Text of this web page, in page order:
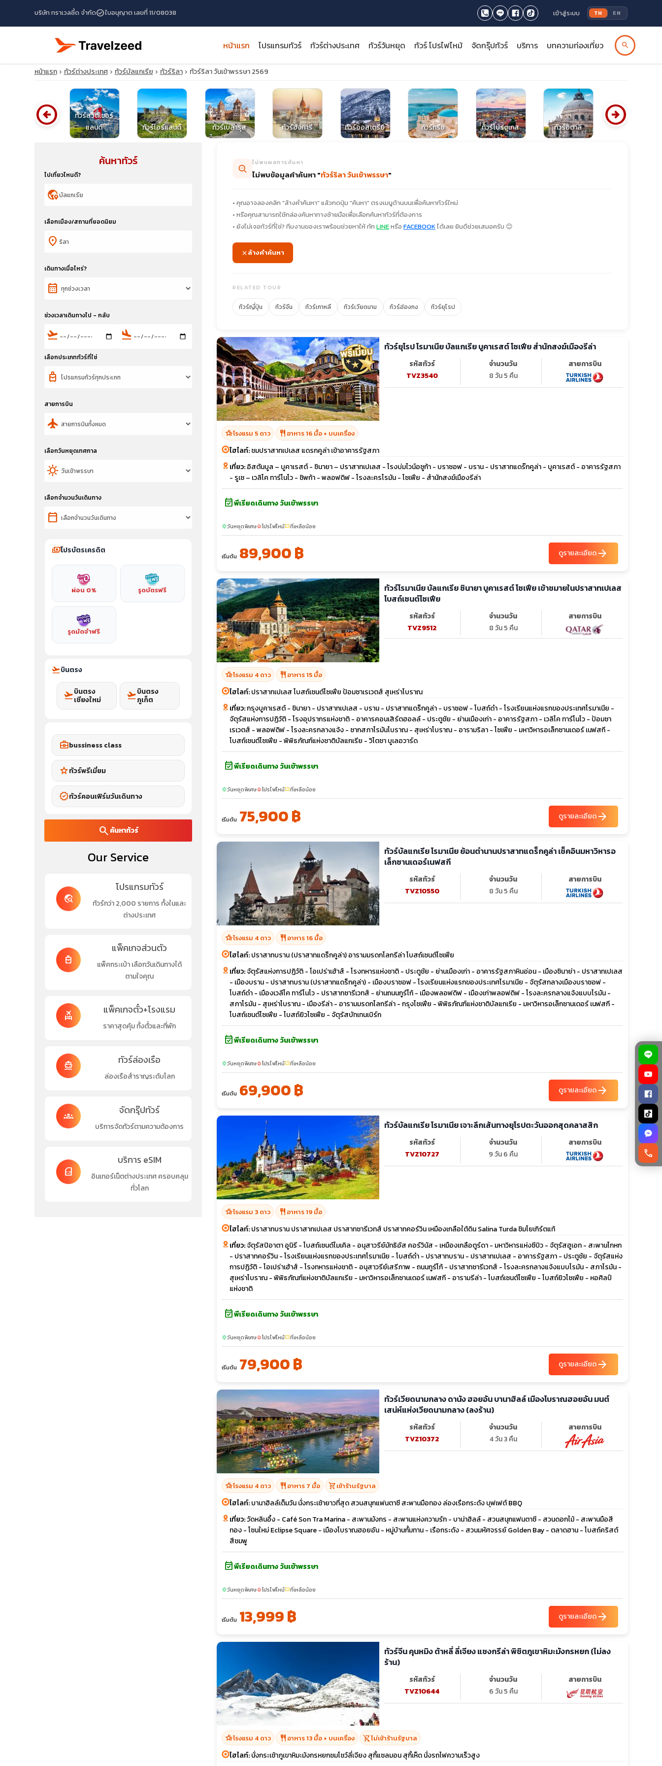
บริษัท ทราเวลซี้ด จำกัดcheck_circleใบอนุญาต เลขที่ 11/08038 เข้าสู่ระบบ TH EN
หน้าแรก โปรแกรมทัวร์ ทัวร์ต่างประเทศ ทัวร์วันหยุด ทัวร์ โปรไฟไหม้ จัดกรุ๊ปทัวร์ บริการ บทความท่องเที่ยว search
close
หน้าแรก ทัวร์ต่างประเทศ ทัวร์บัลแกเรีย ทัวร์ริลา ทัวร์ริลา วันเข้าพรรษา 2569
ทัวร์สวิตเซอร์
แลนด์
ทัวร์ไอร์แลนด์ ทัวร์เบลารุส ทัวร์ฮังการี ทัวร์ออสเตรีย ทัวร์กรีซ ทัวร์โปรตุเกส ทัวร์อิตาลี
ทัวร์สวิตเซอร์
arrow_circle_left arrow_circle_right
ค้นหาทัวร์
ไปเที่ยวไหนดี?
globe_location_pin
เลือกเมือง/สถานที่ยอดนิยม
location_on
เดินทางเมื่อไหร่?
calendar_month
ช่วงเวลาเดินทางไป - กลับ
flight_takeoff flight_land
เลือกประเภททัวร์ที่ใช่
travel_luggage_and_bags
สายการบิน
flight
เลือกวันหยุดเทศกาล
sunny
เลือกจำนวนวันเดินทาง
calendar_today
paymentsโปรบัตรเครดิต
ผ่อน 0% รูดบัตรฟรี
รูดมัดจำฟรี
flight_takeoffบินตรง
flight_takeoffบินตรง
เชียงใหม่
flight_takeoffบินตรง
ภูเก็ต
business_centerbussiness class
starทัวร์พรีเมี่ยม
verifiedทัวร์คอนเฟิร์มวันเดินทาง
search ค้นหาทัวร์
Our Service
travel_explore
โปรแกรมทัวร์
ทัวร์กว่า 2,000 รายการ ทั้งในและ
ต่างประเทศ
travel_luggage_and_bags
แพ็คเกจส่วนตัว
แพ็คกระเป๋า เลือกวันเดินทางได้
ตามใจคุณ
flights_and_hotels แพ็คเกจตั๋ว+โรงแรม
ราคาสุดคุ้ม ทั้งตั๋วและที่พัก
directions_boat ทัวร์ล่องเรือ
ล่องเรือสำราญระดับโลก
groups จัดกรุ๊ปทัวร์
บริการจัดทัวร์ตามความต้องการ
sim_card
บริการ eSIM
อินเทอร์เน็ตต่างประเทศ ครอบคลุม
ทั่วโลก
ไม่พบผลการค้นหา
ไม่พบข้อมูลคำค้นหา "ทัวร์ริลา วันเข้าพรรษา"
• คุณอาจลองคลิก "ล้างคำค้นหา" แล้วกดปุ่ม "ค้นหา" ตรงเมนูด้านบนเพื่อค้นหาทัวร์ใหม่
• หรือคุณสามารถใช้กล่องค้นหาทางซ้ายมือเพื่อเลือกค้นหาทัวร์ที่ต้องการ
• ยังไม่เจอทัวร์ที่ใช่? ทีมงานของเราพร้อมช่วยหาให้ ทัก LINEหรือ FACEBOOKได้เลย ยินดีช่วยเสมอครับ 😊
ล้างคำค้นหา
RELATED TOUR
ทัวร์ญี่ปุ่น ทัวร์จีน ทัวร์เกาหลี ทัวร์เวียดนาม ทัวร์ฮ่องกง ทัวร์ยุโรป
ทัวร์ยุโรป โรมาเนีย บัลแกเรีย บูคาเรสต์ โซเฟีย สำนักสงฆ์เมืองรีล่า
รหัสทัวร์
TVZ3540
จำนวนวัน
8 วัน 5 คืน
สายการบิน
hotel_classโรงแรม 5 ดาว restaurant อาหาร 16 มื้อ + บนเครื่อง
ไฮไลท์:ชมปราสาทเปเลส แดรกคูล่า เข้าอาคารรัฐสภา
เที่ยว:อิสตันบูล – บูคาเรสต์ - ซินายา – ปราสาทเปเลส - โรงบ่มไวน์อซูก้า - บราซอฟ - บราน - ปราสาทแดร๊กคูล่า - บูคาเรสต์ - อาคารรัฐสภา
- รูเซ – เวลิโค ทาร์โนโว - ชิพก้า - พลอฟดิฟ - โรงละครโรมัน - โซเฟีย - สำนักสงฆ์เมืองรีล่า
event_availableพีเรียดเดินทาง วันเข้าพรรษา
sunnyวันหยุดพิเศษlocal_fire_departmentโปรไฟไหม้confirmation_numberที่เหลือน้อย
เริ่มต้น 89,900 ฿ ดูรายละเอียดarrow_forward
ทัวร์โรมาเนีย บัลแกเรีย ซินายา บูคาเรสต์ โซเฟีย เข้าชมายในปราสาทเปเลส
โบสถ์เซนต์โซเฟีย
รหัสทัวร์
TVZ9512
จำนวนวัน
8 วัน 5 คืน
สายการบิน
hotel_classโรงแรม 4 ดาว restaurant อาหาร 15 มื้อ
ไฮไลท์:ปราสาทเปเลส โบสถ์เซนต์โซเฟีย ป้อมซาเรเวตส์ สุเหร่าโบราณ
เที่ยว:กรุงบูคาเรสต์ - ชินายา - ปราสาทเปเลส - บราน - ปราสาทแดร็กคูล่า - บราซอฟ - โบสถ์ดำ - โรงเรียนแห่งแรกของประเทศโรมาเนีย -
จัตุรัสแห่งการปฏิวัติ - โรงอุปรากรแห่งชาติ - อาคารคอนเสิร์ตฮอลล์ - ประตูชัย - ย่านเมืองเก่า - อาคารรัฐสภา - เวลิโค ทาร์โนโว - ป้อมซา
เรเวตส์ - พลอฟดิฟ - โรงละครกลางแจ้ง - ซากสภาโรมันโบราณ - สุเหร่าโบราณ - อารามริลา - โซเฟีย - มหาวิหารอเล็กซานเดอร์ เนฟสกี -
โบสถ์เซนต์โซเฟีย - พิพิธภัณฑ์แห่งชาติบัลแกเรีย - วิโตชา บูเลอวาร์ด
event_availableพีเรียดเดินทาง วันเข้าพรรษา
sunnyวันหยุดพิเศษlocal_fire_departmentโปรไฟไหม้confirmation_numberที่เหลือน้อย
เริ่มต้น 75,900 ฿ ดูรายละเอียดarrow_forward
ทัวร์บัลแกเรีย โรมาเนีย ย้อนตำนานปราสาทแดร็กคูล่า เช็คอินมหาวิหารอ
เล็กซานเดอร์เนฟสกี
รหัสทัวร์
TVZ10550
จำนวนวัน
8 วัน 5 คืน
สายการบิน
hotel_classโรงแรม 4 ดาว restaurant อาหาร 16 มื้อ
ไฮไลท์:ปราสาทบราน (ปราสาทแดร็กคูล่า) อารามมรดกโลกรีล่า โบสถ์เซนต์โซเฟีย
เที่ยว:จัตุรัสแห่งการปฏิวัติ - โอเปร่าเฮ้าส์ - โรงทหารแห่งชาติ - ประตูชัย - ย่านเมืองเก่า - อาคารรัฐสภาหินอ่อน - เมืองซินาย่า - ปราสาทเปเลส
- เมืองบราน - ปราสาทบราน (ปราสาทแดร็กคูล่า) - เมืองบราซอฟ - โรงเรียนแห่งแรกของประเทศโรมาเนีย - จัตุรัสกลางเมืองบราซอฟ -
โบสถ์ดำ - เมืองเวลีโค ทาร์โนโว - ปราสาทซารีเวทส์ - ย่านถนนกูร์โก้ - เมืองพลอฟดิฟ - เมืองเก่าพลอฟดิฟ - โรงละครกลางแจ้งแบบโรมัน -
สภาโรมัน - สุเหร่าโบราณ - เมืองรีล่า - อารามมรดกโลกรีล่า - กรุงโซเฟีย - พิพิธภัณฑ์แห่งชาติบัลแกเรีย - มหาวิหารอเล็กซานเดอร์ เนฟสกี -
โบสถ์เซนต์โซเฟีย - โบสถ์ยิวโซเฟีย - จัตุรัสบัทเทนเบิร์ก
event_availableพีเรียดเดินทาง วันเข้าพรรษา
sunnyวันหยุดพิเศษlocal_fire_departmentโปรไฟไหม้confirmation_numberที่เหลือน้อย
เริ่มต้น 69,900 ฿ ดูรายละเอียดarrow_forward
ทัวร์บัลแกเรีย โรมาเนีย เจาะลึกเส้นทางยุโรปตะวันออกสุดคลาสสิก
รหัสทัวร์
TVZ10727
จำนวนวัน
9 วัน 6 คืน
สายการบิน
hotel_classโรงแรม 3 ดาว restaurant อาหาร 19 มื้อ
ไฮไลท์:ปราสาทบราน ปราสาทเปเลส ปราสาทซารีเวทส์ ปราสาทคอร์วิน เหมืองเกลือใต้ดิน Salina Turda ชิมโยเกิร์ตแท้
เที่ยว:จัตุรัสปิอาตา อูนิรี - โบสถ์เซนต์ไมเคิล - อนุสาวรีย์มัทธิอัส คอร์วินัส - เหมืองเกลือตูร์ดา - มหาวิหารแห่งซีบิว - จัตุรัสฮูเอท - สะพานโกหก
- ปราสาทคอร์วิน - โรงเรียนแห่งแรกของประเทศโรมาเนีย - โบสถ์ดำ - ปราสาทบราน - ปราสาทเปเลส - อาคารรัฐสภา - ประตูชัย - จัตุรัสแห่ง
การปฏิวัติ - โอเปร่าเฮ้าส์ - โรงทหารแห่งชาติ - อนุสาวรีย์เสรีภาพ - ถนนกูร์โก้ - ปราสาทซารีเวทส์ - โรงละครกลางแจ้งแบบโรมัน - สภาโรมัน -
สุเหร่าโบราณ - พิพิธภัณฑ์แห่งชาติบัลแกเรีย - มหาวิหารอเล็กซานเดอร์ เนฟสกี - อารามรีล่า - โบสถ์เซนต์โซเฟีย - โบสถ์ยิวโซเฟีย - หอศิลป์
แห่งชาติ
event_availableพีเรียดเดินทาง วันเข้าพรรษา
sunnyวันหยุดพิเศษlocal_fire_departmentโปรไฟไหม้confirmation_numberที่เหลือน้อย
เริ่มต้น 79,900 ฿ ดูรายละเอียดarrow_forward
ทัวร์เวียดนามกลาง ดานัง ฮอยอัน บานาฮิลล์ เมืองโบราณฮอยอัน มนต์
เสน่ห์แห่งเวียดนามกลาง (ลงร้าน)
รหัสทัวร์
TVZ10372
จำนวนวัน
4 วัน 3 คืน
สายการบิน
hotel_classโรงแรม 4 ดาว restaurant อาหาร 7 มื้อ shopping_cartเข้าร้านรัฐบาล
ไฮไลท์:บานาฮิลล์เต็มวัน นั่งกระเช้ายาวที่สุด สวนสนุกแฟนตาซี สะพานมือทอง ล่องเรือกระดัง บุฟเฟต์ BBQ
เที่ยว:วัดหลินอึ้ง - Café Son Tra Marina - สะพานมังกร - สะพานแห่งความรัก - บาน่าฮิลล์ - สวนสนุกแฟนตาซี - สวนดอกไม้ - สะพานมือสี
ทอง - โซนใหม่ Eclipse Square - เมืองโบราณฮอยอัน - หมู่บ้านกั้มทาน - เรือกระดัง - สวนมหัศจรรย์ Golden Bay - ตลาดฮาน - โบสถ์คริสต์
สีชมพู
event_availableพีเรียดเดินทาง วันเข้าพรรษา
sunnyวันหยุดพิเศษlocal_fire_departmentโปรไฟไหม้confirmation_numberที่เหลือน้อย
เริ่มต้น 13,999 ฿ ดูรายละเอียดarrow_forward
ทัวร์จีน คุนหมิง ต้าหลี่ ลี่เจียง แชงกรีล่า พิชิตภูเขาหิมะมังกรหยก (ไม่ลง
ร้าน)
รหัสทัวร์
TVZ10644
จำนวนวัน
6 วัน 5 คืน
สายการบิน
hotel_classโรงแรม 4 ดาว restaurant อาหาร 13 มื้อ + บนเครื่อง shopping_cart_offไม่เข้าร้านรัฐบาล
ไฮไลท์:นั่งกระเช้าภูเขาหิมะมังกรหยกชมโชว์ลี่เจียง สุกี้แซลมอน สุกี้เห็ด นั่งรถไฟความเร็วสูง
call